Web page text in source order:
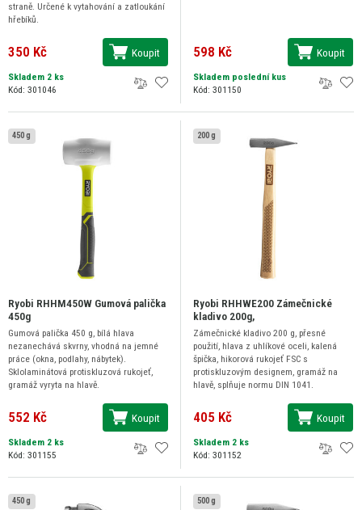
straně. Určené k vytahování a zatloukání
hřebíků.
350 Kč Koupit
Skladem 2 ks
Kód: 301046
598 Kč Koupit
Skladem poslední kus
Kód: 301150
450 g
Ryobi RHHM450W Gumová palička
450g
Gumová palička 450 g, bílá hlava
nezanechává skvrny, vhodná na jemné
práce (okna, podlahy, nábytek).
Sklolaminátová protiskluzová rukojeť,
gramáž vyryta na hlavě.
552 Kč Koupit
Skladem 2 ks
Kód: 301155
200 g
Ryobi RHHWE200 Zámečnické
kladivo 200g,
Zámečnické kladivo 200 g, přesné
použití, hlava z uhlíkové oceli, kalená
špička, hikorová rukojeť FSC s
protiskluzovým designem, gramáž na
hlavě, splňuje normu DIN 1041.
405 Kč Koupit
Skladem 2 ks
Kód: 301152
450 g 500 g